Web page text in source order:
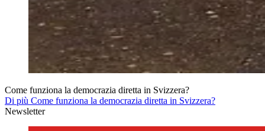
Come funziona la democrazia diretta in Svizzera?
Di più Come funziona la democrazia diretta in Svizzera?
Newsletter